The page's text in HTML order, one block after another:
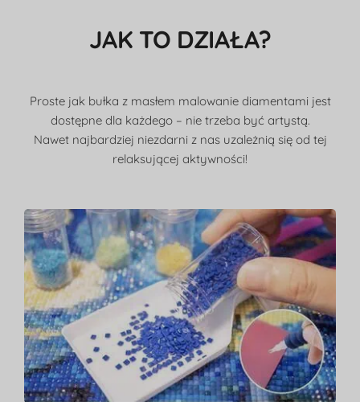
JAK TO DZIAŁA?
Proste jak bułka z masłem malowanie diamentami jest
dostępne dla każdego – nie trzeba być artystą.
Nawet najbardziej niezdarni z nas uzależnią się od tej
relaksującej aktywności!